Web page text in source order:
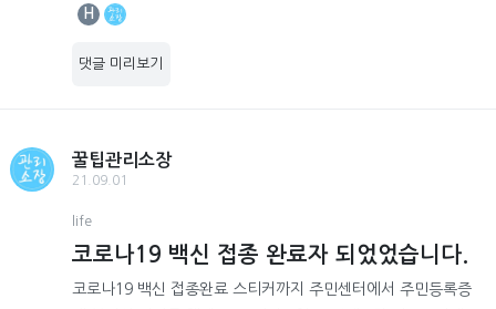
H
댓글 미리보기
꿀팁관리소장
21.09.01
life
코로나19 백신 접종 완료자 되었었습니다.
코로나19 백신 접종완료 스티커까지 주민센터에서 주민등록증